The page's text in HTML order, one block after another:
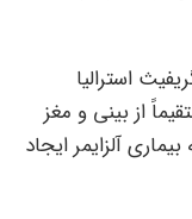
استرالیا
از بینی و مغز
آلزایمر ایجاد